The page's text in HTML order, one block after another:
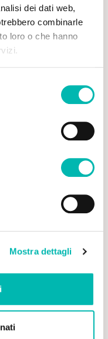
dei dati web,
combinarle
loro o che hanno
Mostra dettagli